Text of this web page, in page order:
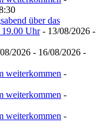
über das
Uhr- 13/08/2026 -
2026 - 16/08/2026 -
weiterkommen -
weiterkommen -
weiterkommen -